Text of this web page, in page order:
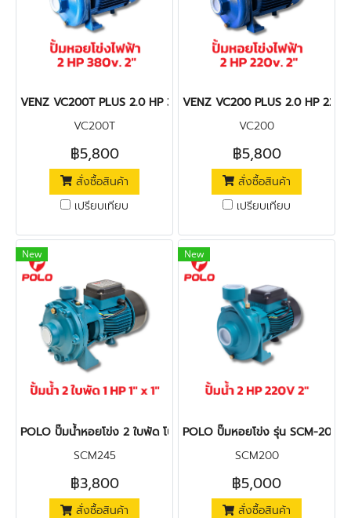
VENZ VC200T PLUS 2.0 HP 380V. ปั๊มหอยโข่ง 2 x 2 นิ้ว 2.0 แรง
VC200T
฿5,800
สั่งซื้อสินค้า
เปรียบเทียบ
VENZ VC200 PLUS 2.0 HP
VC200
฿5,800
สั่งซื้อสินค้า
เปรียบเทียบ
New
POLO ปั๊มน้ำหอยโข่ง 2 ใบพัด โปโล รุ่น SCM2 45 ไฟฟ้า 220 โวลต์ 1"
SCM245
฿3,800
สั่งซื้อสินค้า
New
POLO ปั๊มหอยโข่ง รุ่น SCM-200
SCM200
฿5,000
สั่งซื้อสินค้า